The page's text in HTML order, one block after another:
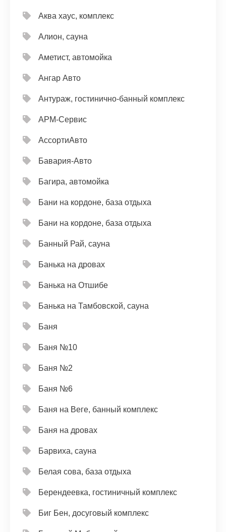
Аква хаус, комплекс
Алион, сауна
Аметист, автомойка
Ангар Авто
Антураж, гостинично-банный комплекс
АРМ-Сервис
АссортиАвто
Бавария-Авто
Багира, автомойка
Бани на кордоне, база отдыха
Бани на кордоне, база отдыха
Банный Рай, сауна
Банька на дровах
Банька на Отшибе
Банька на Тамбовской, сауна
Баня
Баня №10
Баня №2
Баня №6
Баня на Веге, банный комплекс
Баня на дровах
Барвиха, сауна
Белая сова, база отдыха
Берендеевка, гостиничный комплекс
Биг Бен, досуговый комплекс